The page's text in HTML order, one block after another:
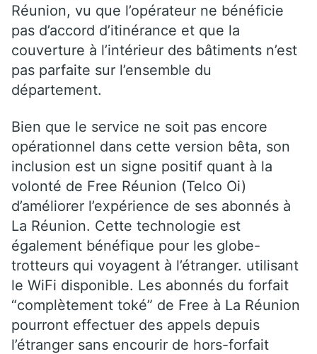
Réunion, vu que l’opérateur ne bénéficie
pas d’accord d’itinérance et que la
couverture à l’intérieur des bâtiments n’est
pas parfaite sur l’ensemble du
département.
Bien que le service ne soit pas encore
opérationnel dans cette version bêta, son
inclusion est un signe positif quant à la
volonté de Free Réunion (Telco Oi)
d’améliorer l’expérience de ses abonnés à
La Réunion. Cette technologie est
également bénéfique pour les globe-
trotteurs qui voyagent à l’étranger. utilisant
le WiFi disponible. Les abonnés du forfait
“complètement toké” de Free à La Réunion
pourront effectuer des appels depuis
l’étranger sans encourir de hors-forfait